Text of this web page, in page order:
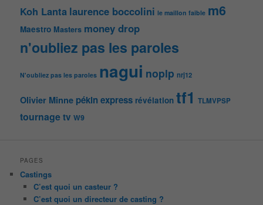
Koh Lanta laurence boccolini le maillon faible m6
Maestro Masters money drop
n'oubliez pas les paroles
N'oubliez pas les paroles nagui noplp nrj12
Olivier Minne pékin express révélation tf1 TLMVPSP
tournagetv W9
PAGES
Castings
C’est quoi un casteur ?
C’est quoi un directeur de casting ?